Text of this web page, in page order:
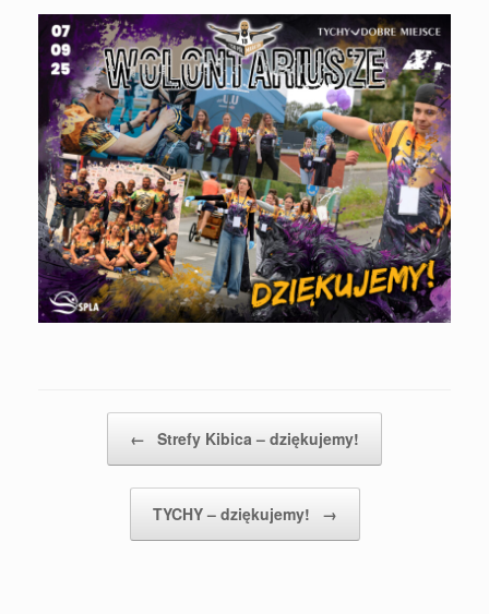
← Strefy Kibica – dziękujemy!
TYCHY – dziękujemy! →